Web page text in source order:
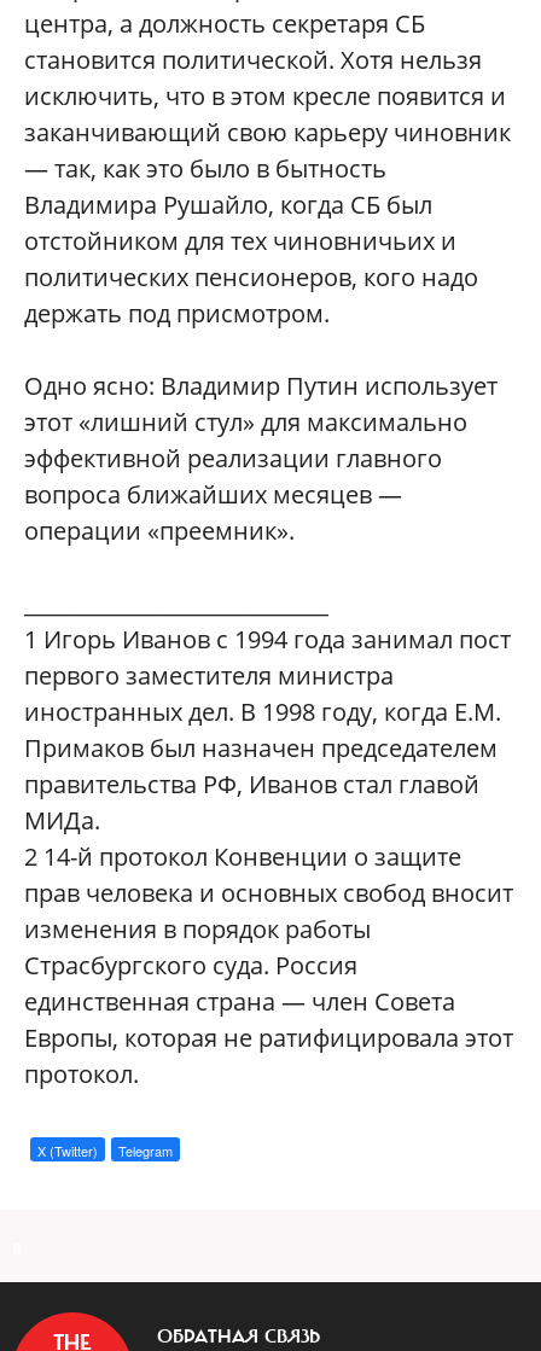
центра, а должность секретаря СБ
становится политической. Хотя нельзя
исключить, что в этом кресле появится и
заканчивающий свою карьеру чиновник
— так, как это было в бытность
Владимира Рушайло, когда СБ был
отстойником для тех чиновничьих и
политических пенсионеров, кого надо
держать под присмотром.
Одно ясно: Владимир Путин использует
этот «лишний стул» для максимально
эффективной реализации главного
вопроса ближайших месяцев —
операции «преемник».
1 Игорь Иванов с 1994 года занимал пост
первого заместителя министра
иностранных дел. В 1998 году, когда Е.М.
Примаков был назначен председателем
правительства РФ, Иванов стал главой
МИДа.
2 14-й протокол Конвенции о защите
прав человека и основных свобод вносит
изменения в порядок работы
Страсбургского суда. Россия
единственная страна — член Совета
Европы, которая не ратифицировала этот
протокол.
X (Twitter) Telegram
ОБРАТНАЯ СВЯЗЬ